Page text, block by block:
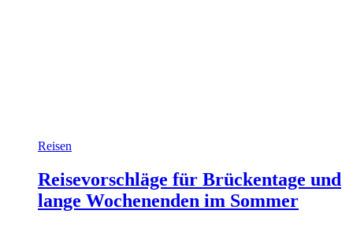
Reisen
Reisevorschläge für Brückentage und
lange Wochenenden im Sommer